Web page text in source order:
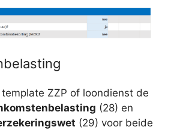
ZZP of loondienst de
(28) en
(29) voor beide